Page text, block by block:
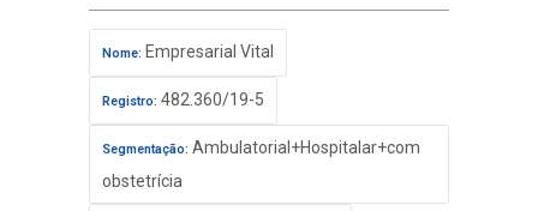
Nome: Empresarial Vital
Registro: 482.360/19-5
Segmentação: Ambulatorial+Hospitalar+com
obstetrícia